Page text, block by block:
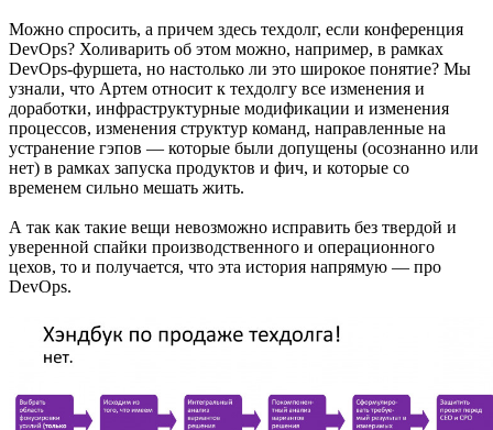
Можно спросить, а причем здесь техдолг, если конференция
DevOps? Холиварить об этом можно, например, в рамках
DevOps-фуршета, но настолько ли это широкое понятие? Мы
узнали, что Артем относит к техдолгу все изменения и
доработки, инфраструктурные модификации и изменения
процессов, изменения структур команд, направленные на
устранение гэпов — которые были допущены (осознанно или
нет) в рамках запуска продуктов и фич, и которые со
временем сильно мешать жить.
А так как такие вещи невозможно исправить без твердой и
уверенной спайки производственного и операционного
цехов, то и получается, что эта история напрямую — про
DevOps.